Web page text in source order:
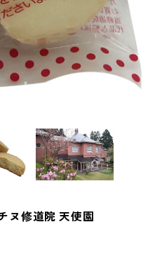
ヌ修道院 天使園